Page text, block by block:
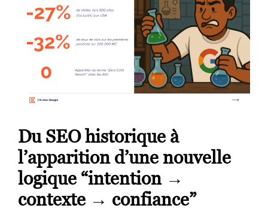
Du SEO historique à
l’apparition d’une nouvelle
logique “intention →
contexte → confiance”